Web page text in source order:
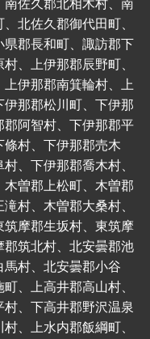
佐久郡北相木村、南
北佐久郡御代田町、
郡長和町、諏訪郡下
、上伊那郡辰野町、
上伊那郡南箕輪村、上
那郡松川町、下伊那
阿智村、下伊那郡平
村、下伊那郡売木
、下伊那郡喬木村、
曽郡上松町、木曽郡
村、木曽郡大桑村、
摩郡生坂村、東筑摩
筑北村、北安曇郡池
馬村、北安曇郡小谷
、上高井郡高山村、
、下高井郡野沢温泉
、上水内郡飯綱町、